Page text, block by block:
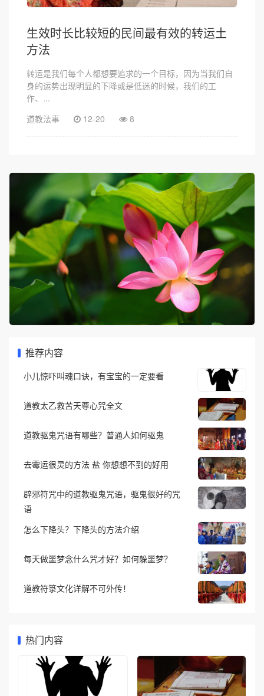
生效时长比较短的民间最有效的转运土
方法
转运是我们每个人都想要追求的一个目标，因为当我们自
身的运势出现明显的下降或是低迷的时候，我们的工
作、...
道教法事
12-20 8
推荐内容
小儿惊吓叫魂口诀，有宝宝的一定要看
道教太乙救苦天尊心咒全文
道教驱鬼咒语有哪些？普通人如何驱鬼
去霉运很灵的方法 盐 你想想不到的好用
辟邪符咒中的道教驱鬼咒语，驱鬼很好的咒
语
怎么下降头？下降头的方法介绍
每天做噩梦念什么咒才好？如何躲噩梦？
道教符箓文化详解不可外传！
热门内容